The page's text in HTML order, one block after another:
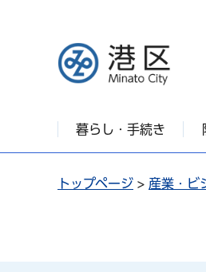
港区
暮らし・手続き
トップページ > 産業・ビ